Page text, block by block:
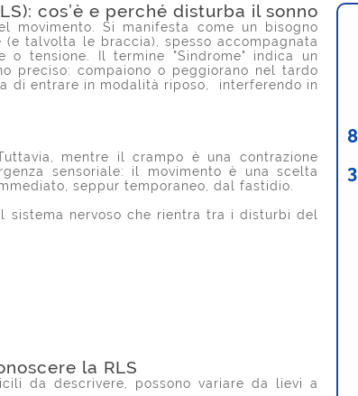
cos’è e perché disturba il sonno
movimento. Si manifesta come un bisogno
talvolta le braccia), spesso accompagnata
o tensione. Il termine "Sindrome" indica un
preciso: compaiono o peggiorano nel tardo
di entrare in modalità riposo, interferendo in
mentre il crampo è una contrazione
sensoriale: il movimento è una scelta
seppur temporaneo, dal fastidio.
sistema nervoso che rientra tra i disturbi del
la RLS
da descrivere, possono variare da lievi a